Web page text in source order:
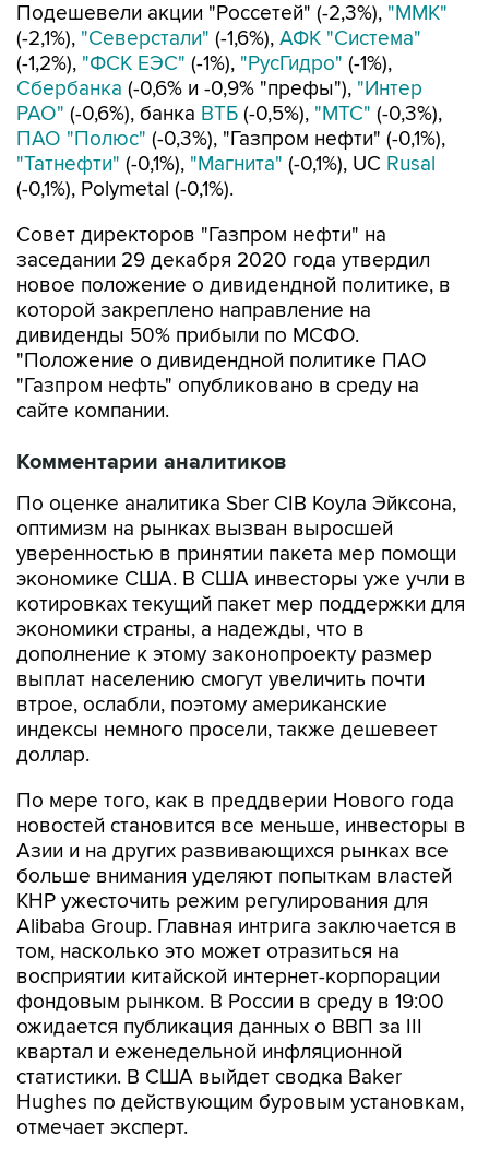
Подешевели акции "Россетей" (-2,3%), "ММК"
(-2,1%), "Северстали" (-1,6%), АФК "Система"
(-1,2%), "ФСК ЕЭС" (-1%), "РусГидро" (-1%),
Сбербанка (-0,6% и -0,9% "префы"), "Интер
РАО" (-0,6%), банка ВТБ (-0,5%), "МТС" (-0,3%),
ПАО "Полюс" (-0,3%), "Газпром нефти" (-0,1%),
"Татнефти" (-0,1%), "Магнита" (-0,1%), UC Rusal
(-0,1%), Polymetal (-0,1%).
Совет директоров "Газпром нефти" на
заседании 29 декабря 2020 года утвердил
новое положение о дивидендной политике, в
которой закреплено направление на
дивиденды 50% прибыли по МСФО.
"Положение о дивидендной политике ПАО
"Газпром нефть" опубликовано в среду на
сайте компании.
Комментарии аналитиков
По оценке аналитика Sber CIB Коула Эйксона,
оптимизм на рынках вызван выросшей
уверенностью в принятии пакета мер помощи
экономике США. В США инвесторы уже учли в
котировках текущий пакет мер поддержки для
экономики страны, а надежды, что в
дополнение к этому законопроекту размер
выплат населению смогут увеличить почти
втрое, ослабли, поэтому американские
индексы немного просели, также дешевеет
доллар.
По мере того, как в преддверии Нового года
новостей становится все меньше, инвесторы в
Азии и на других развивающихся рынках все
больше внимания уделяют попыткам властей
КНР ужесточить режим регулирования для
Alibaba Group. Главная интрига заключается в
том, насколько это может отразиться на
восприятии китайской интернет-корпорации
фондовым рынком. В России в среду в 19:00
ожидается публикация данных о ВВП за III
квартал и еженедельной инфляционной
статистики. В США выйдет сводка Baker
Hughes по действующим буровым установкам,
отмечает эксперт.